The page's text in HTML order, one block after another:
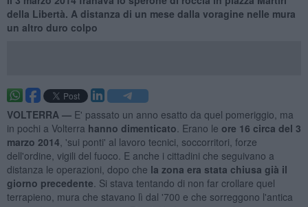
della Libertà. A distanza di un mese dalla voragine nelle mura
un altro duro colpo
VOLTERRA — E' passato un anno esatto da quel pomeriggio, ma
in pochi a Volterra hanno dimenticato . Erano le ore 16 circa del 3
marzo 2014 , 'sui ponti' al lavoro tecnici, soccorritori, forze
dell'ordine, vigili del fuoco. E anche i cittadini che seguivano a
distanza le operazioni, dopo che la zona era stata chiusa già il
giorno precedente . Si stava tentando di non far crollare quel
terrapieno, mura che stavano lì dal '700 e che sorreggono l'antica